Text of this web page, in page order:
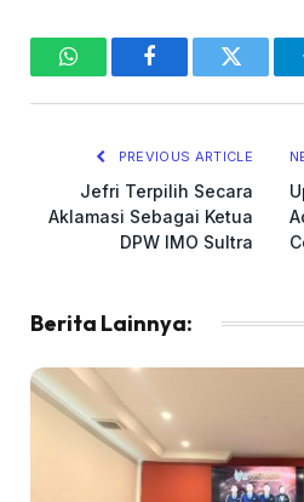
WhatsAppFacebookTwitter
PREVIOUS ARTICLE
Jefri Terpilih Secara
Aklamasi Sebagai Ketua
DPW IMO Sultra
Berita Lainnya: